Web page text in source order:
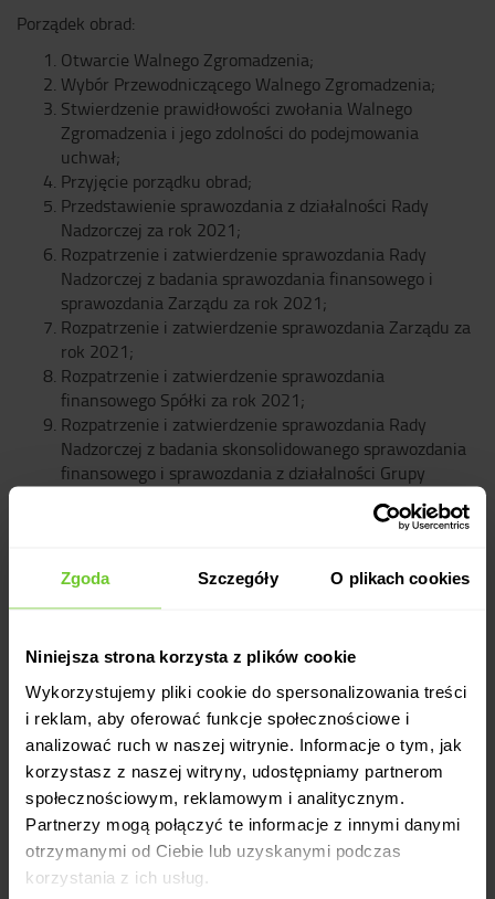
Zgoda Szczegóły O plikach cookies
Niniejsza strona korzysta z plików cookie
Wykorzystujemy pliki cookie do spersonalizowania treści
i reklam, aby oferować funkcje społecznościowe i
analizować ruch w naszej witrynie. Informacje o tym, jak
korzystasz z naszej witryny, udostępniamy partnerom
społecznościowym, reklamowym i analitycznym.
Partnerzy mogą połączyć te informacje z innymi danymi
otrzymanymi od Ciebie lub uzyskanymi podczas
korzystania z ich usług.
Porządek obrad:
Otwarcie Walnego Zgromadzenia;
Wybór Przewodniczącego Walnego Zgromadzenia;
Stwierdzenie prawidłowości zwołania Walnego
Zgromadzenia i jego zdolności do podejmowania
uchwał;
Przyjęcie porządku obrad;
Przedstawienie sprawozdania z działalności Rady
Nadzorczej za rok 2021;
Rozpatrzenie i zatwierdzenie sprawozdania Rady
Nadzorczej z badania sprawozdania finansowego i
sprawozdania Zarządu za rok 2021;
Rozpatrzenie i zatwierdzenie sprawozdania Zarządu za
rok 2021;
Rozpatrzenie i zatwierdzenie sprawozdania
finansowego Spółki za rok 2021;
Rozpatrzenie i zatwierdzenie sprawozdania Rady
Nadzorczej z badania skonsolidowanego sprawozdania
finansowego i sprawozdania z działalności Grupy
Rozpatrzenie i zatwierdzenie skonsolidowanego
Fitness za rok 2021;
Rozpatrzenie i zatwierdzenie sprawozdania z
Podjęcie uchwały w sprawie pokrycia straty za rok
2021;
Podjęcie uchwały w sprawie udzielenia absolutorium
Prezesowi Zarządu Spółki;
Podjęcie uchwał w sprawie udzielenia absolutorium
Członkom Rady Nadzorczej;
Podjęcie uchwały w przedmiocie dalszego istnienia
Spółki;
Wolne wnioski;
Zamknięcie obrad.